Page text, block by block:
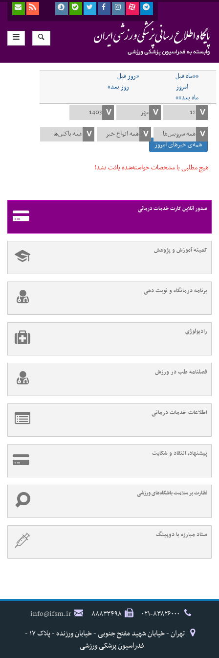
««ماه قبل
«روز قبل
امروز
روز بعد»
ماه بعد»»
همه‌ی خبرهای امروز
هیچ مطلبی با مشخصات خواسته‌شده یافت نشد!
صدور آنلاین کارت خدمات درمانی
کمیته آموزش و پژوهش
برنامه درمانگاه و نوبت دهی
رادیولوژی
فصلنامه طب در ورزش
اطلاعات خدمات درمانی
پیشنهاد، انتقاد و شکایت
نظارت بر سلامت باشگاه‌های ورزشی
ستاد مبارزه با دوپینگ
۸۸۸۳۳۴۹۸
info@ifsm.ir
تهران - خیابان شهید مفتح جنوبی - خیابان ورزنده - پلاک ۱۷ -
فدراسیون پزشکی ورزشی